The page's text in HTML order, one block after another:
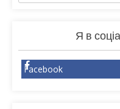
Я в
Facebook